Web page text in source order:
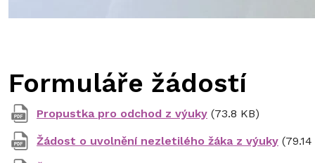
Formuláře žádostí
Propustka pro odchod z výuky (73.8 KB)
Žádost o uvolnění nezletilého žáka z výuky